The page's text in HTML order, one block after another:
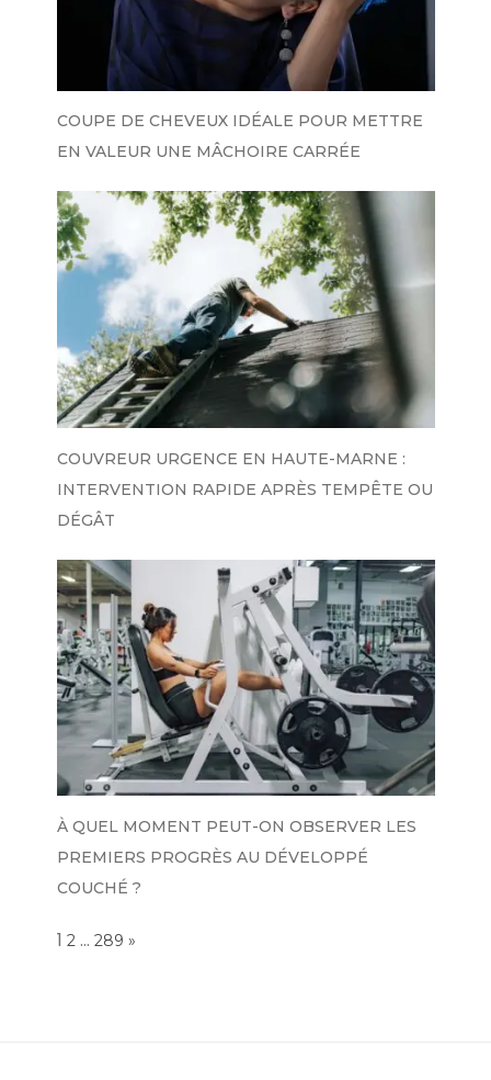
COUPE DE CHEVEUX IDÉALE POUR METTRE
EN VALEUR UNE MÂCHOIRE CARRÉE
COUVREUR URGENCE EN HAUTE-MARNE :
INTERVENTION RAPIDE APRÈS TEMPÊTE OU
DÉGÂT
À QUEL MOMENT PEUT-ON OBSERVER LES
PREMIERS PROGRÈS AU DÉVELOPPÉ
COUCHÉ ?
Page:
1 2 … 289 NEXT
»